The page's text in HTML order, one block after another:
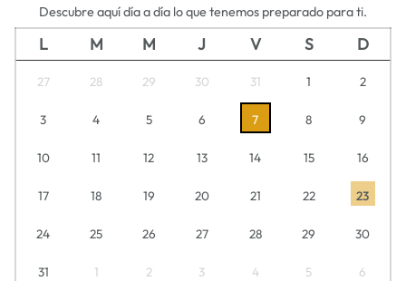
Descubre aquí día a día lo que tenemos preparado para ti.
L M M J V S D
27 28 29 30 31 1 2
3 4 5 6 7 8 9
10 11 12 13 14 15 16
17 18 19 20 21 22 23
24 25 26 27 28 29 30
31 1 2 3 4 5 6